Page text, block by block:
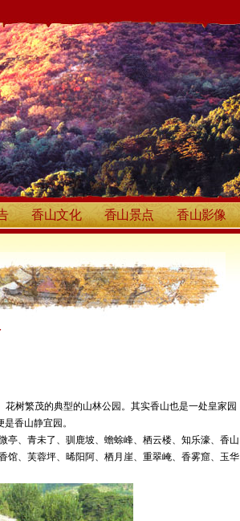
香山文化 香山景点 香山影像
树繁茂的典型的山林公园。其实香山也是一处皇家园
香山静宜园。
亭、青未了、驯鹿坡、蟾蜍峰、栖云楼、知乐濠、香山
馆、芙蓉坪、晞阳阿、栖月崖、重翠崦、香雾窟、玉华